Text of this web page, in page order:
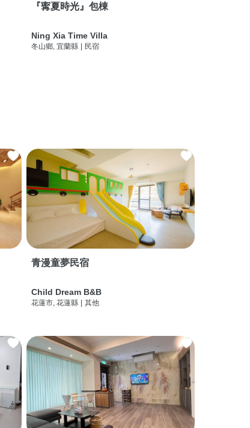
『寗夏時光』包棟
Ning Xia Time Villa
冬山鄉, 宜蘭縣 | 民宿
青漫童夢民宿
Child Dream B&B
花蓮市, 花蓮縣 | 其他